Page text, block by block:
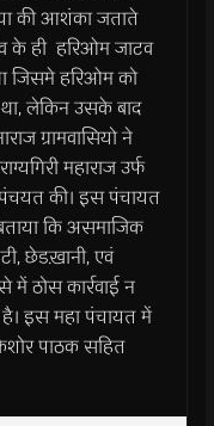
की आशंका जताते
के ही हरिओम जाटव
जिसमे हरिओम को
लेकिन उसके बाद
ग्रामवासियो ने
महाराज उर्फ
की। इस पंचायत
कि असमाजिक
छेडख़ानी, एवं
ठोस कार्रवाई न
इस महा पंचायत में
पाठक सहित